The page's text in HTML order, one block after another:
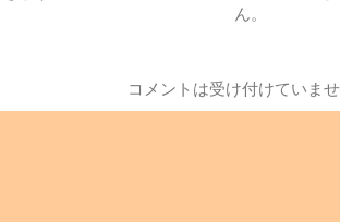
ん。
コメントは受け付けていま